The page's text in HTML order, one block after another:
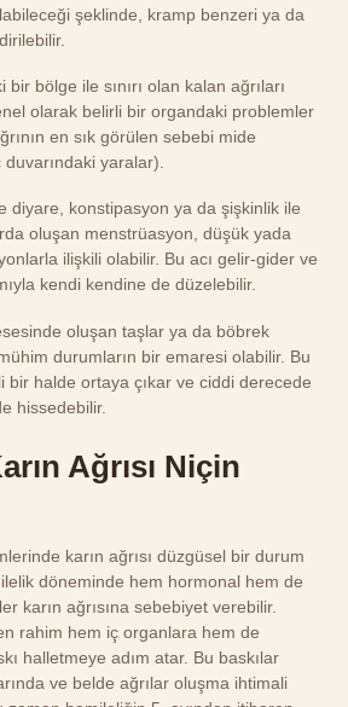
şeklinde, kramp benzeri ya da
bir bölge ile sınırı olan kalan ağrıları
olarak belirli bir organdaki problemler
en sık görülen sebebi mide
yaralar).
diyare, konstipasyon ya da şişkinlik ile
oluşan menstrüasyon, düşük yada
ilişkili olabilir. Bu acı gelir-gider ve
kendi kendine de düzelebilir.
oluşan taşlar ya da böbrek
durumların bir emaresi olabilir. Bu
bir halde ortaya çıkar ve ciddi derecede
hissedebilir.
Ağrısı Niçin
karın ağrısı düzgüsel bir durum
döneminde hem hormonal hem de
karın ağrısına sebebiyet verebilir.
rahim hem iç organlara hem de
halletmeye adım atar. Bu baskılar
ve belde ağrılar oluşma ihtimali